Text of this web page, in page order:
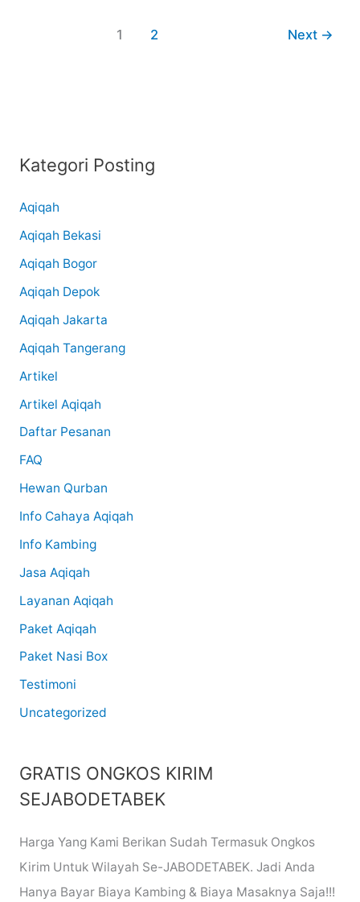
1 2 Next →
Kategori Posting
Aqiqah
Aqiqah Bekasi
Aqiqah Bogor
Aqiqah Depok
Aqiqah Jakarta
Aqiqah Tangerang
Artikel
Artikel Aqiqah
Daftar Pesanan
FAQ
Hewan Qurban
Info Cahaya Aqiqah
Info Kambing
Jasa Aqiqah
Layanan Aqiqah
Paket Aqiqah
Paket Nasi Box
Testimoni
Uncategorized
GRATIS ONGKOS KIRIM
SEJABODETABEK
Harga Yang Kami Berikan Sudah Termasuk Ongkos
Kirim Untuk Wilayah Se-JABODETABEK. Jadi Anda
Hanya Bayar Biaya Kambing & Biaya Masaknya Saja!!!